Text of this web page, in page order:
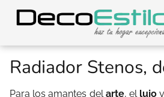
Radiador Stenos,
Para los amantes delarte, el lujo